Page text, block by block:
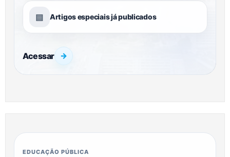
▤ Artigos especiais já publicados
Acessar →
EDUCAÇÃO PÚBLICA